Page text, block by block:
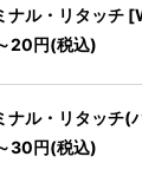
ナル・リタッチ [
20円(税込)
ナル・リタッチ(
30円(税込)